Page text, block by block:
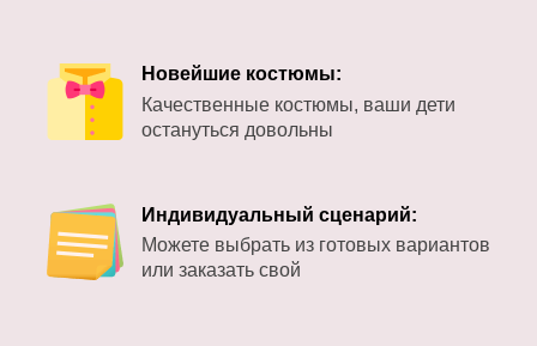
Новейшие костюмы:
Качественные костюмы, ваши дети
остануться довольны
Индивидуальный сценарий:
Можете выбрать из готовых вариантов
или заказать свой